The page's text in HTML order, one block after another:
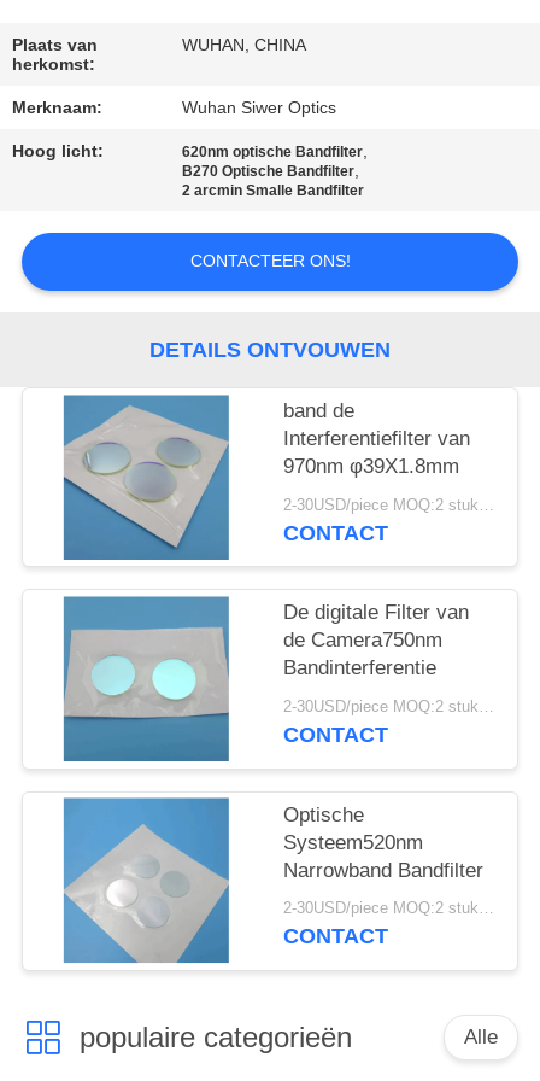
ONS
VERZOEK
OM
CITAAT
Plaats van
herkomst:
WUHAN, CHINA
Merknaam: Wuhan Siwer Optics
Hoog licht: 620nm optische Bandfilter,
B270 Optische Bandfilter,
2 arcmin Smalle Bandfilter
CONTACTEER ONS!
DETAILS ONTVOUWEN
band de
Interferentiefilter van
970nm φ39X1.8mm
2-30USD/piece MOQ:2 stukken
CONTACT
De digitale Filter van
de Camera750nm
Bandinterferentie
2-30USD/piece MOQ:2 stukken
CONTACT
Optische
Systeem520nm
Narrowband Bandfilter
2-30USD/piece MOQ:2 stukken
CONTACT
populaire categorieën Alle